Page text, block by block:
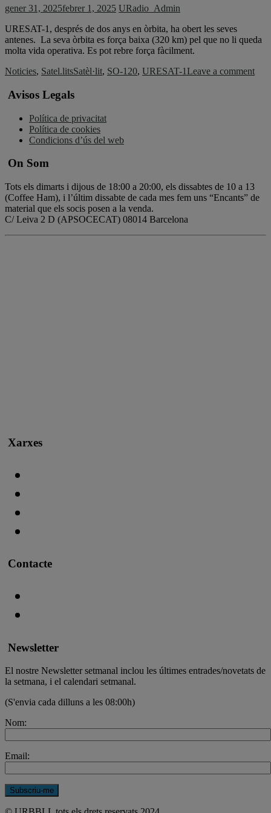
gener 31, 2025febrer 1, 2025 URadio_Admin
URESAT-1, després de dos anys en òrbita, ha obert les seves
antenes. La seva òrbita es força baixa (320 km) pel que no li queda
molta vida operativa. Es pot rebre força fàcilment.
Noticies, Satel.litsSatèl·lit, SO-120, URESAT-1Leave a comment
Avisos Legals
Política de privacitat
Política de cookies
Condicions d’ús del web
On Som
Tots els dimarts i dijous de 18:00 a 20:00, els dissabtes de 10 a 13
(Coffee Ham), i l’últim dissabte de cada mes fem uns “Encants” de
material que els socis posen a la venda.
C/ Leiva 2 D (APSOCECAT) 08014 Barcelona
Xarxes
Contacte
Newsletter
El nostre Newsletter setmanal inclou les últimes entrades/novetats de
la setmana, i el calendari setmanal.
(S'envia cada dilluns a les 08:00h)
Nom:
Email: